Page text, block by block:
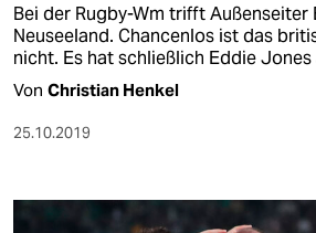
Bei der Rugby-Wm trifft Außenseiter
Neuseeland. Chancenlos ist das
nicht. Es hat schließlich Eddie Jones
Von Christian Henkel
25.10.2019